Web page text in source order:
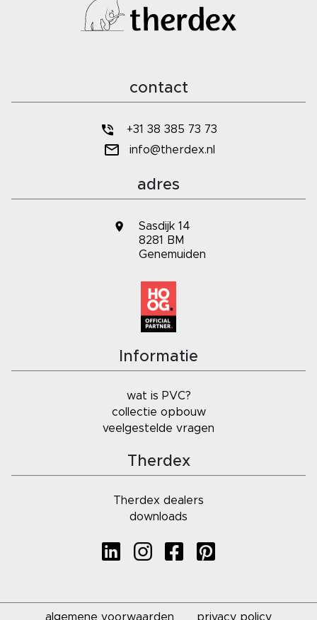
contact
+31 38 385 73 73
info@therdex.nl
adres
Sasdijk 14
8281 BM
Genemuiden
Informatie
wat is PVC?
collectie opbouw
veelgestelde vragen
Therdex
Therdex dealers
downloads
algemene voorwaarden privacy policy